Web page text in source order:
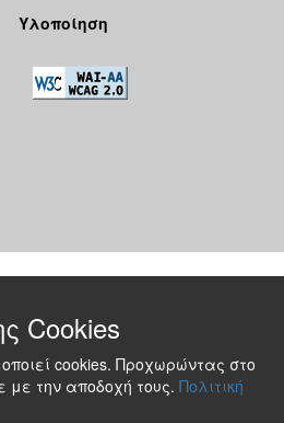
Υλοποίηση
Cookies
cookies. Προχωρώντας στο
με την αποδοχή τους. Πολιτική